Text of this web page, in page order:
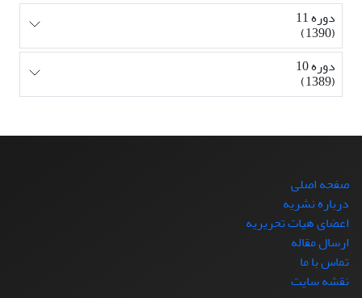
دوره 11
(1390)
دوره 10
(1389)
صفحه اصلی
درباره نشریه
اعضای هیات تحریریه
ارسال مقاله
تماس با ما
نقشه سایت